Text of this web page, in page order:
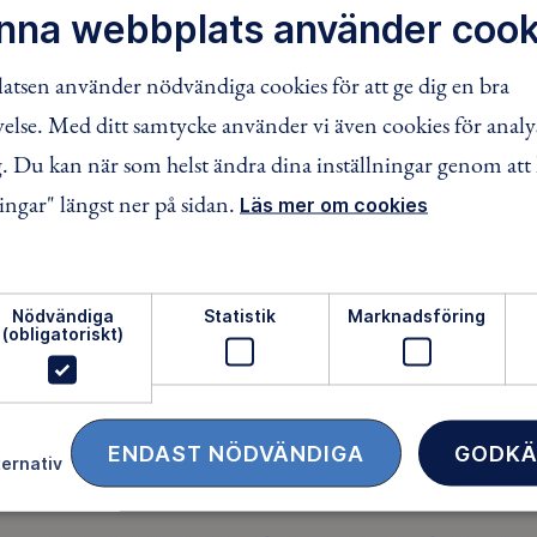
en koja som skydd för natten, säger Tommy.
en torr plats att krypa in under. Täta med grangrenar,
grenar från levande träd, men i
värme.
somna, berättar Tommy.
Hoppa då i tio minuter. Du får upp värmen och kan sova en
du hålla dig vaken, säger Tommy.
signalera – stort, färgglatt och onaturligt. Som pilar av
finns sällan i skogen – tre plastpåsar, kotthögar eller
ett par dagar utan vatten.
webbplats använder
använder nödvändiga cookies för att ge dig en bra
Med ditt samtycke använder vi även cookies för
Du kan när som helst ändra dina inställningar genom att
längst ner på sidan. Läs mer om cookies
Nödvändiga
(obligatoriskt)
Statistik Marknadsföring
ENDAST NÖDVÄNDIGA